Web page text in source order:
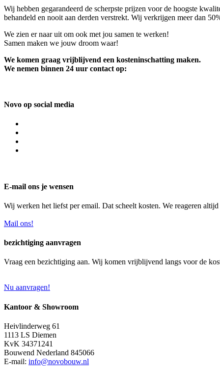
Wij hebben gegarandeerd de scherpste prijzen voor de hoogste
behandeld en nooit aan derden verstrekt. Wij verkrijgen meer dan
We zien er naar uit om ook met jou samen te werken!
Samen maken we jouw droom waar!
We komen graag vrijblijvend een kosteninschatting maken.
We nemen binnen 24 uur contact op:
Novo op social media
E-mail ons je wensen
Wij werken het liefst per email. Dat scheelt kosten. We reageren
Mail ons!
bezichtiging aanvragen
Vraag een bezichtiging aan. Wij komen vrijblijvend langs voor de
Nu aanvragen!
Kantoor & Showroom
Heivlinderweg 61
1113 LS Diemen
KvK 34371241
Bouwend Nederland 845066
E-mail: info@novobouw.nl